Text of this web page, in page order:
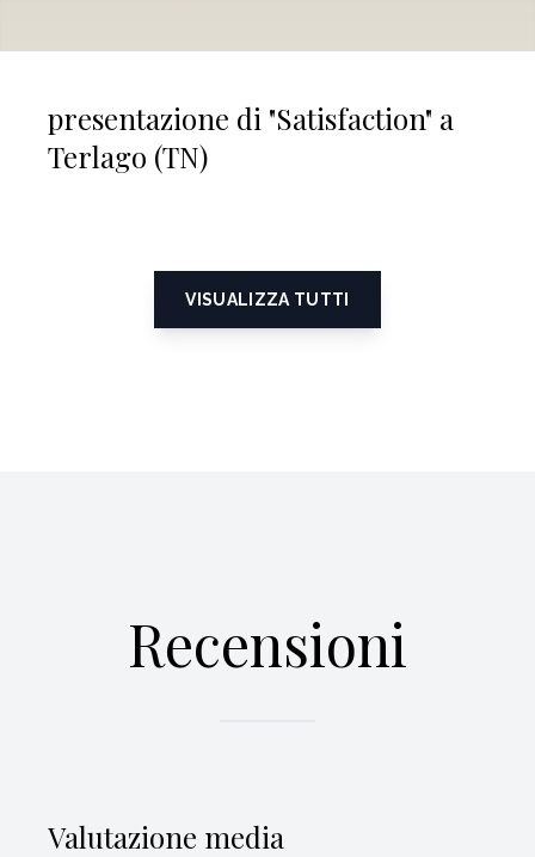
presentazione di "Satisfaction" a
Terlago (TN)
VISUALIZZA TUTTI
Recensioni
Valutazione media